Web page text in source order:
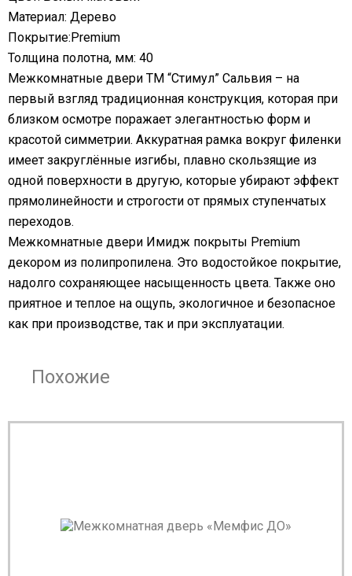
Материал: Дерево
Покрытие:Premium
Толщина полотна, мм: 40
Межкомнатные двери ТМ “Стимул” Сальвия – на
первый взгляд традиционная конструкция, которая при
близком осмотре поражает элегантностью форм и
красотой симметрии. Аккуратная рамка вокруг филенки
имеет закруглённые изгибы, плавно скользящие из
одной поверхности в другую, которые убирают эффект
прямолинейности и строгости от прямых ступенчатых
переходов.
Межкомнатные двери Имидж покрыты Premium
декором из полипропилена. Это водостойкое покрытие,
надолго сохраняющее насыщенность цвета. Также оно
приятное и теплое на ощупь, экологичное и безопасное
как при производстве, так и при эксплуатации.
Похожие